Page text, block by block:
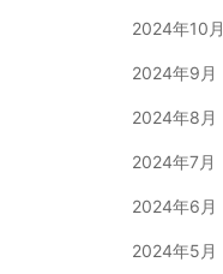
2024年10月
2024年9月
2024年8月
2024年7月
2024年6月
2024年5月